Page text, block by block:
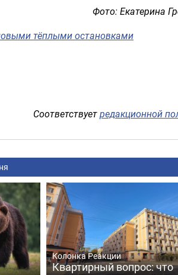
Фото: Екатерина
тёплыми остановками
Соответствуетредакционной
Колонка Реакции
Квартирный вопрос: что